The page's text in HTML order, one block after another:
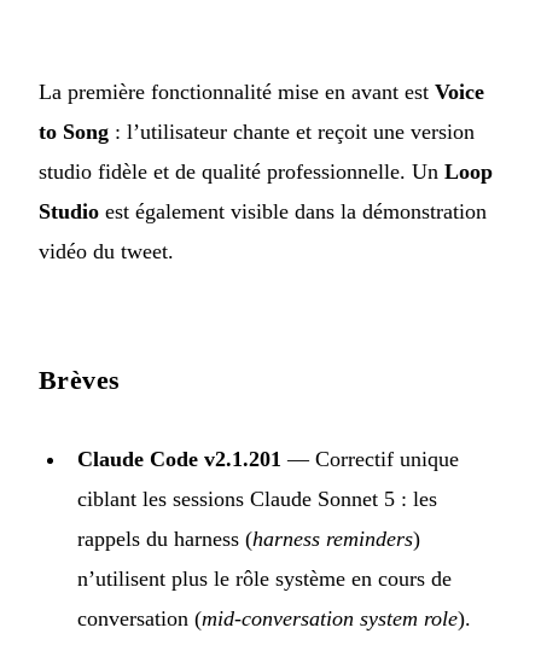
La première fonctionnalité mise en avant est Voice
to Song : l’utilisateur chante et reçoit une version
studio fidèle et de qualité professionnelle. Un Loop
Studio est également visible dans la démonstration
vidéo du tweet.
Brèves
Claude Code v2.1.201 — Correctif unique
ciblant les sessions Claude Sonnet 5 : les
rappels du harness (harness reminders)
n’utilisent plus le rôle système en cours de
conversation (mid-conversation system role).